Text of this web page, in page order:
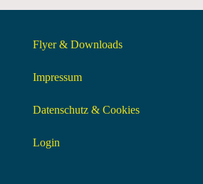
Flyer & Downloads
Impressum
Datenschutz & Cookies
Login